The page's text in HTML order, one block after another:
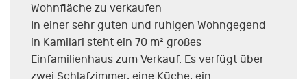
Wohnfläche zu verkaufen
In einer sehr guten und ruhigen Wohngegend
in Kamilari steht ein 70 m² großes
Einfamilienhaus zum Verkauf. Es verfügt über
zwei Schlafzimmer, eine Küche, ein